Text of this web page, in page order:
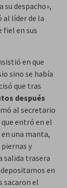
su despacho»,
al líder de la
fiel en sus
en que
sino se había
que tras
después
al secretario
entró en el
una manta,
piernas y
salida trasera
en
sacaron el